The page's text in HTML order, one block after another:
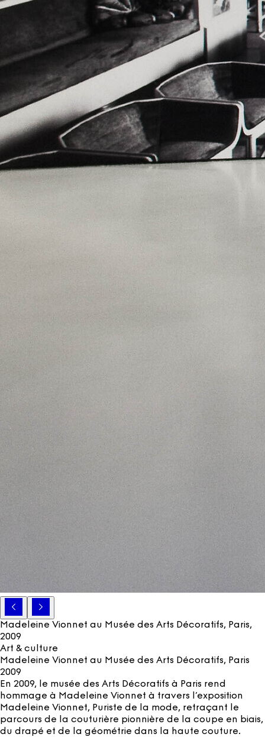
Madeleine Vionnet au Musée des Arts Décoratifs, Paris,
2009
Art & culture
Madeleine Vionnet au Musée des Arts Décoratifs, Paris
2009
En 2009, le musée des Arts Décoratifs à Paris rend
hommage à Madeleine Vionnet à travers l’exposition
Madeleine Vionnet, Puriste de la mode, retraçant le
parcours de la couturière pionnière de la coupe en biais,
du drapé et de la géométrie dans la haute couture.